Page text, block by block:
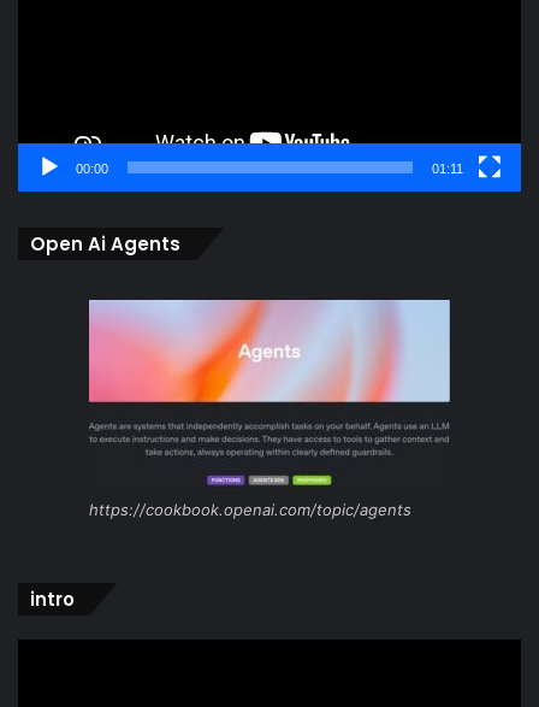
00:00 01:11
Open Ai Agents
https://cookbook.openai.com/topic/agents
intro